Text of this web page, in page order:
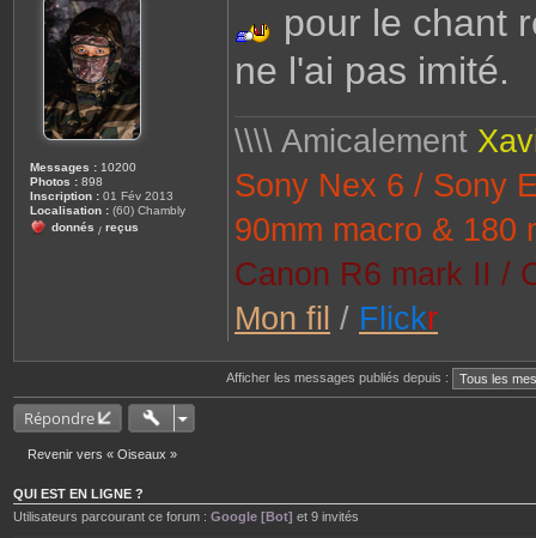
Messages : 10200
Photos : 898
Inscription : 01 Fév 2013
Localisation : (60) Chambly
donnés / reçus
pour le chant
ne l'ai pas imité.
\\\\ Amicalement
Sony Nex 6 / Sony
90mm macro & 180
Canon R6 mark II /
Mon fil / Flickr
Afficher les messages publiés depuis :
Répondre
Revenir vers « Oiseaux »
QUI EST EN LIGNE ?
Utilisateurs parcourant ce forum : Google [Bot] et 9 invités